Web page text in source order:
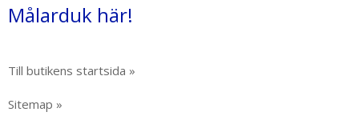
Målarduk här!
Till butikens startsida »
Sitemap »